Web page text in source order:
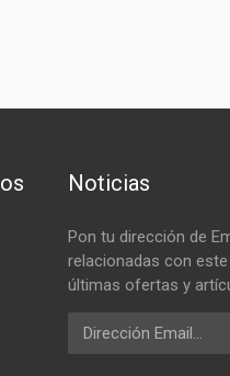
Noticias
Pon tu dirección de
relacionadas con
últimas ofertas y
Email